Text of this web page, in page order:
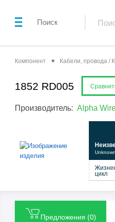
Поиск
Компонент Кабели, провода /
1852 RD005
Производитель: Alpha
Предложения (0)